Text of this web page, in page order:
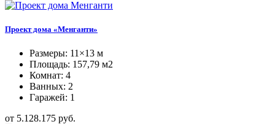
Проект дома «Менганти»
Размеры: 11×13 м
Площадь: 157,79 м2
Комнат: 4
Ванных: 2
Гаражей: 1
от 5.128.175 руб.